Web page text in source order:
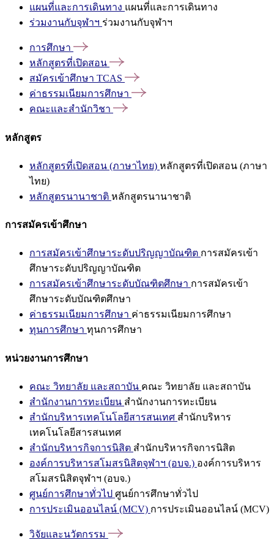
แผนที่และการเดินทาง แผนที่และการเดินทาง
ร่วมงานกับจุฬาฯ ร่วมงานกับจุฬาฯ
การศึกษา
หลักสูตรที่เปิดสอน
สมัครเข้าศึกษา TCAS
ค่าธรรมเนียมการศึกษา
คณะและสำนักวิชา
หลักสูตร
หลักสูตรที่เปิดสอน (ภาษาไทย) หลักสูตรที่เปิดสอน (ภาษา
ไทย)
หลักสูตรนานาชาติ หลักสูตรนานาชาติ
การสมัครเข้าศึกษา
การสมัครเข้าศึกษาระดับปริญญาบัณฑิต การสมัครเข้า
ศึกษาระดับปริญญาบัณฑิต
การสมัครเข้าศึกษาระดับบัณฑิตศึกษา การสมัครเข้า
ศึกษาระดับบัณฑิตศึกษา
ค่าธรรมเนียมการศึกษา ค่าธรรมเนียมการศึกษา
ทุนการศึกษา ทุนการศึกษา
หน่วยงานการศึกษา
คณะ วิทยาลัย และสถาบัน คณะ วิทยาลัย และสถาบัน
สำนักงานการทะเบียน สำนักงานการทะเบียน
สำนักบริหารเทคโนโลยีสารสนเทศ สำนักบริหาร
เทคโนโลยีสารสนเทศ
สำนักบริหารกิจการนิสิต สำนักบริหารกิจการนิสิต
องค์การบริหารสโมสรนิสิตจุฬาฯ (อบจ.) องค์การบริหาร
สโมสรนิสิตจุฬาฯ (อบจ.)
ศูนย์การศึกษาทั่วไป ศูนย์การศึกษาทั่วไป
การประเมินออนไลน์ (MCV) การประเมินออนไลน์ (MCV)
วิจัยและนวัตกรรม